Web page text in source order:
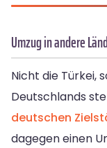
Umzug in andere
Nicht die Türkei,
Deutschlands
deutschen
dagegen einen